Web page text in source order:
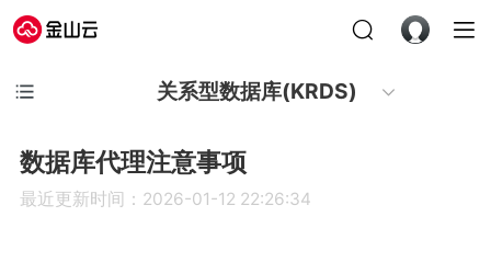
关系型数据库(KRDS)
数据库代理注意事项
最近更新时间：2026-01-12 22:26:34